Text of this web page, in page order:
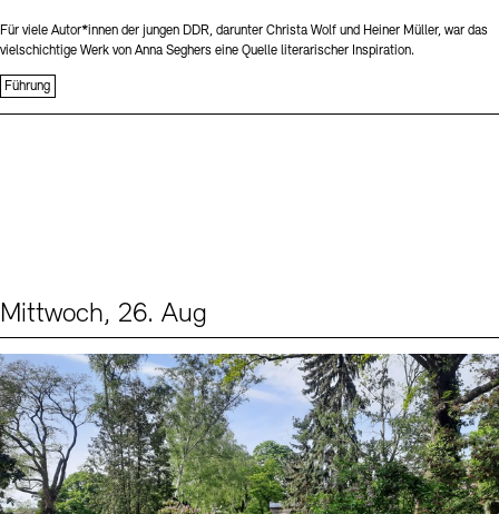
Für viele Autor*innen der jungen DDR, darunter Christa Wolf und Heiner Müller, war das
vielschichtige Werk von Anna Seghers eine Quelle literarischer Inspiration.
Führung
Mittwoch, 26. Aug